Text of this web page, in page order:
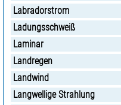
Labradorstrom
Ladungsschweiß
Laminar
Landregen
Landwind
Langwellige Strahlung